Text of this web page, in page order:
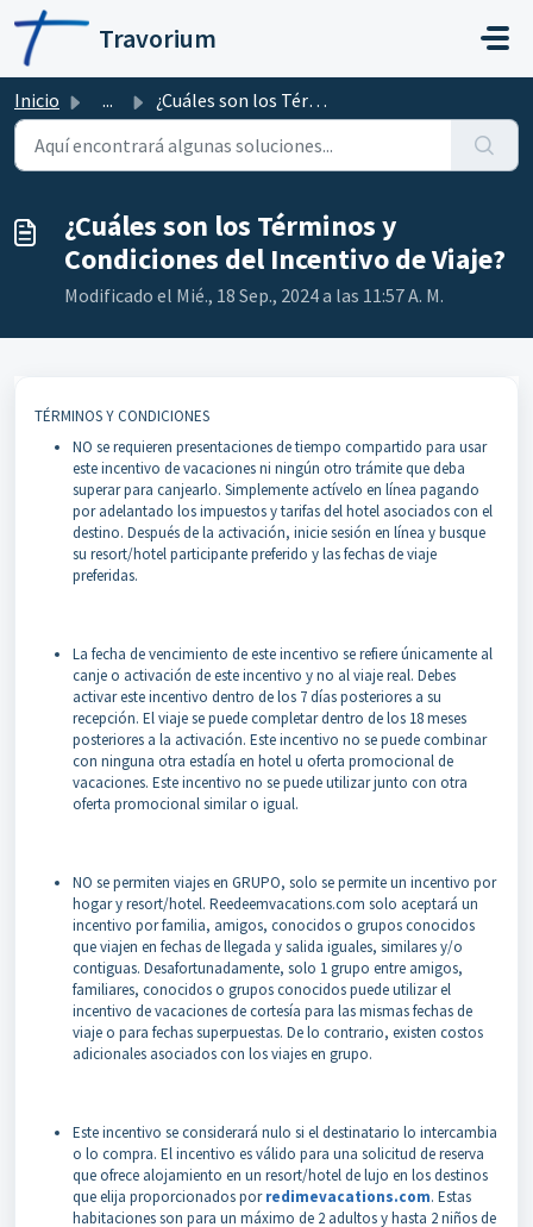
Ir al contenido principal
Travorium
Inicio ... ¿Cuáles son los Términos y Condiciones del Incentivo de V...
¿Cuáles son los Términos y
Condiciones del Incentivo de Viaje?
Modificado el Mié., 18 Sep., 2024 a las 11:57 A. M.
TÉRMINOS Y CONDICIONES
NO se requieren presentaciones de tiempo compartido para usar
este incentivo de vacaciones ni ningún otro trámite que deba
superar para canjearlo. Simplemente actívelo en línea pagando
por adelantado los impuestos y tarifas del hotel asociados con el
destino. Después de la activación, inicie sesión en línea y busque
su resort/hotel participante preferido y las fechas de viaje
preferidas.
La fecha de vencimiento de este incentivo se refiere únicamente al
canje o activación de este incentivo y no al viaje real. Debes
activar este incentivo dentro de los 7 días posteriores a su
recepción. El viaje se puede completar dentro de los 18 meses
posteriores a la activación. Este incentivo no se puede combinar
con ninguna otra estadía en hotel u oferta promocional de
vacaciones. Este incentivo no se puede utilizar junto con otra
oferta promocional similar o igual.
NO se permiten viajes en GRUPO, solo se permite un incentivo por
hogar y resort/hotel. Reedeemvacations.com solo aceptará un
incentivo por familia, amigos, conocidos o grupos conocidos
que viajen en fechas de llegada y salida iguales, similares y/o
contiguas. Desafortunadamente, solo 1 grupo entre amigos,
familiares, conocidos o grupos conocidos puede utilizar el
incentivo de vacaciones de cortesía para las mismas fechas de
viaje o para fechas superpuestas. De lo contrario, existen costos
adicionales asociados con los viajes en grupo.
Este incentivo se considerará nulo si el destinatario lo intercambia
o lo compra. El incentivo es válido para una solicitud de reserva
que ofrece alojamiento en un resort/hotel de lujo en los destinos
que elija proporcionados porredimevacations.com. Estas
habitaciones son para un máximo de 2 adultos y hasta 2 niños de